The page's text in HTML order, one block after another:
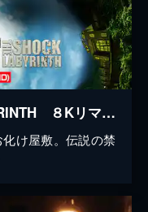
戦慄迷宮 THE SHOCK LABYRINTH ８Kリマスター特別版(HD)
け屋敷。伝説の禁